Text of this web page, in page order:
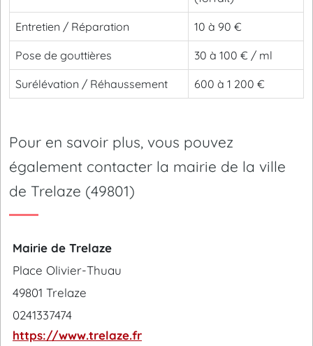
Entretien / Réparation 10 à 90 €
Pose de gouttières 30 à 100 € / ml
Surélévation / Réhaussement 600 à 1 200 €
Pour en savoir plus, vous pouvez
également contacter la mairie de la ville
de Trelaze (49801)
Mairie de Trelaze
Place Olivier-Thuau
49801 Trelaze
0241337474
https://www.trelaze.fr